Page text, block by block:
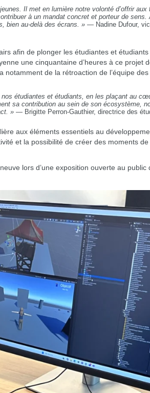
Il met en lumière notre volonté d’offrir
à un mandat concret et porteur de
bien au-delà des écrans. » — Nadine Dufour,
afin de plonger les étudiantes et
une cinquantaine d’heures à ce projet
de la rétroaction de l’équipe
étudiantes et étudiants, en les plaçant au
sa contribution au sein de son écosystème,
» — Brigitte Perron-Gauthier, directrice des
aux éléments essentiels au
et la possibilité de créer des moments
lors d’une exposition ouverte au public